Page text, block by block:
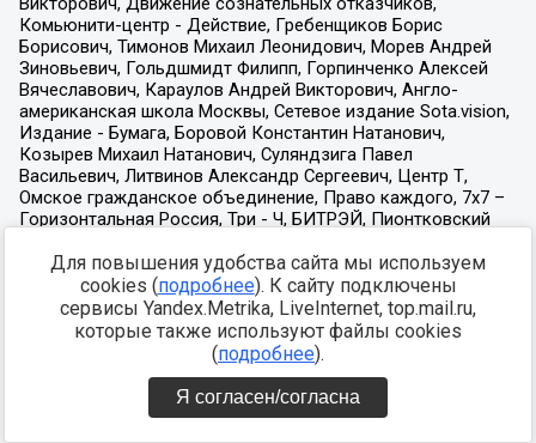
Для повышения удобства сайта мы используем
cookies (подробнее). К сайту подключены
сервисы Yandex.Metrika, LiveInternet, top.mail.ru,
которые также используют файлы cookies
(подробнее).
Я согласен/согласна